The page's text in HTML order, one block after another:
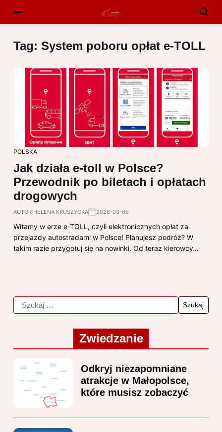
Tag: System poboru opłat e-TOLL
POLSKA
Jak działa e-toll w Polsce?
Przewodnik po biletach i opłatach
drogowych
AUTOR:HELENA KRUSZYCKA 2026-03-06
Witamy w erze e-TOLL, czyli elektronicznych opłat za
przejazdy autostradami w Polsce! Planujesz podróż? W
takim razie przygotuj się na nowinki. Od teraz kierowcy…
Zwiedzanie
Odkryj niezapomniane
atrakcje w Małopolsce,
które musisz zobaczyć